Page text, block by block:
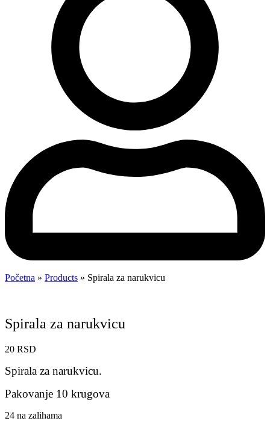
Početna » Products » Spirala za narukvicu
Spirala za narukvicu
20 RSD
Spirala za narukvicu.
Pakovanje 10 krugova
24 na zalihama